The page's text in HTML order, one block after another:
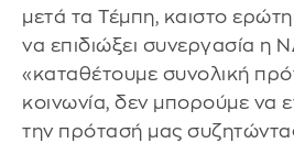
μετά τα Τέμπη, καιστο
να επιδιώξει συνεργασία η
«καταθέτουμε συνολική
κοινωνία, δεν μπορούμε να
την πρότασή μας